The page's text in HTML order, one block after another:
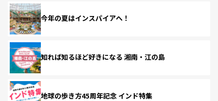
今年の夏はインスパイアへ！
知れば知るほど好きになる 湘南・江の島
地球の歩き方45周年記念 インド特集